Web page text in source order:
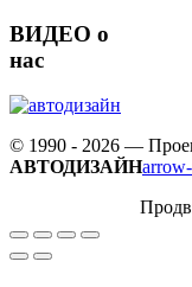
ВИДЕО о
нас
© 1990 - 2026 —
АВТОДИЗАЙН